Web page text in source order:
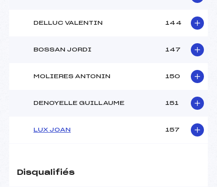
DELLUC VALENTIN 144
BOSSAN JORDI 147
MOLIERES ANTONIN 150
DENOYELLE GUILLAUME 151
LUX JOAN 157
Disqualifiés